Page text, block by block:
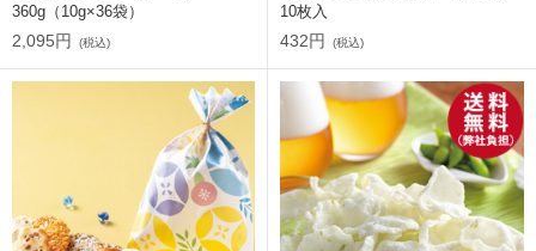
360g（10g×36袋）
2,095円 (税込)
10枚入
432円 (税込)